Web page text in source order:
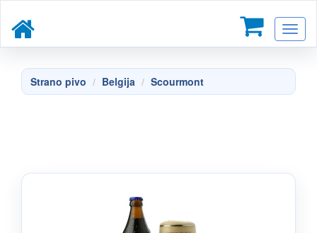
Strano pivo Belgija Scourmont